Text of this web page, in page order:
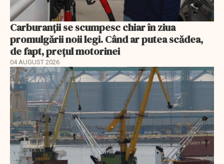
Carburanții se scumpesc chiar în ziua
promulgării noii legi. Când ar putea scădea,
de fapt, prețul motorinei
04 AUGUST 2026